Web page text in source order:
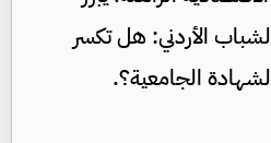
الأردني: هل تكسر
الجامعية؟.